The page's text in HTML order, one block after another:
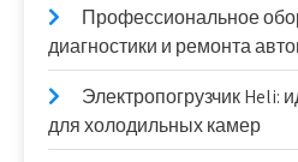
Профессиональное
диагностики и ремонта
Электропогрузчик Heli:
для холодильных камер